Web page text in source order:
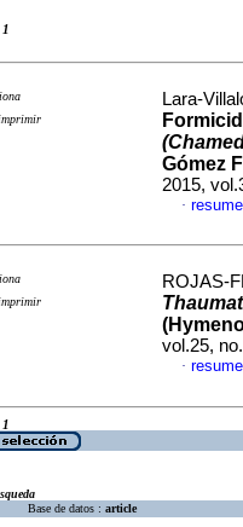
Lara-
Gómez
2015,
·
ROJAS-
vol.25,
·
Base de datos : article